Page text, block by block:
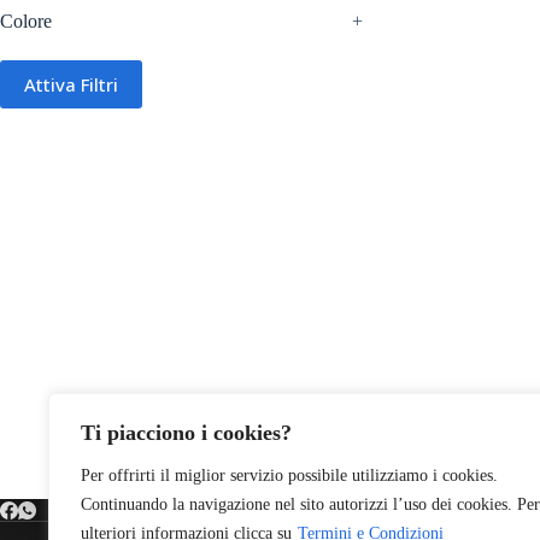
Ti piacciono i cookies?
Per offrirti il miglior servizio possibile utilizziamo i cookies.
Continuando la navigazione nel sito autorizzi l’uso dei cookies. Per
ulteriori informazioni clicca su Termini e Condizioni
Colore +
Attiva Filtri